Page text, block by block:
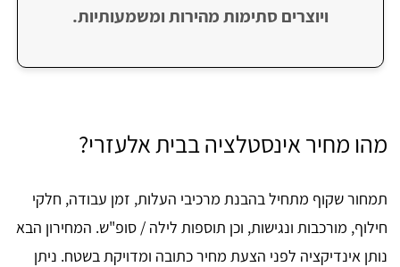
ויוצרים סתימות מהירות ומשמעותיות.
מהו מחיר אינסטלציה בבית אלעזרי?
תמחור שקוף מתחיל בהבנת מרכיבי העלות, זמן עבודה, חלקי
חילוף, מורכבות ונגישות, וכן תוספות לילה / סופ"ש. המחירון הבא
נותן אינדיקציה לפני הצעת מחיר כתובה ומדויקת בשטח. ניתן